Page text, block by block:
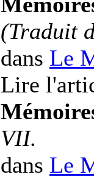
(Traduit
dans Le
Lire
VII.
dans Le